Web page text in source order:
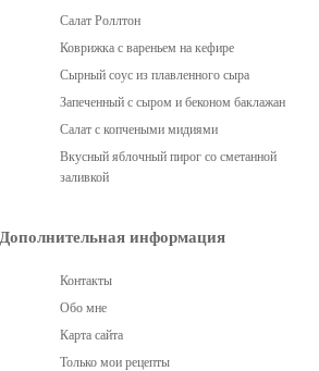
Салат Роллтон
Коврижка с вареньем на кефире
Сырный соус из плавленного сыра
Запеченный с сыром и беконом баклажан
Салат с копчеными мидиями
Вкусный яблочный пирог со сметанной
заливкой
Дополнительная информация
Контакты
Обо мне
Карта сайта
Только мои рецепты